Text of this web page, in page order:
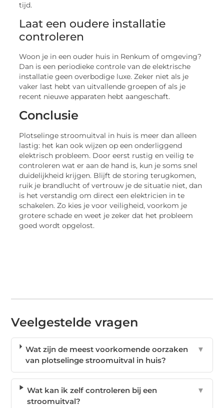
tijd.
Laat een oudere installatie
controleren
Woon je in een ouder huis in Renkum of omgeving?
Dan is een periodieke controle van de elektrische
installatie geen overbodige luxe. Zeker niet als je
vaker last hebt van uitvallende groepen of als je
recent nieuwe apparaten hebt aangeschaft.
Conclusie
Plotselinge stroomuitval in huis is meer dan alleen
lastig: het kan ook wijzen op een onderliggend
elektrisch probleem. Door eerst rustig en veilig te
controleren wat er aan de hand is, kun je soms snel
duidelijkheid krijgen. Blijft de storing terugkomen,
ruik je brandlucht of vertrouw je de situatie niet, dan
is het verstandig om direct een elektricien in te
schakelen. Zo kies je voor veiligheid, voorkom je
grotere schade en weet je zeker dat het probleem
goed wordt opgelost.
Veelgestelde vragen
Wat zijn de meest voorkomende oorzaken
van plotselinge stroomuitval in huis?
▼
Wat kan ik zelf controleren bij een
stroomuitval?
▼